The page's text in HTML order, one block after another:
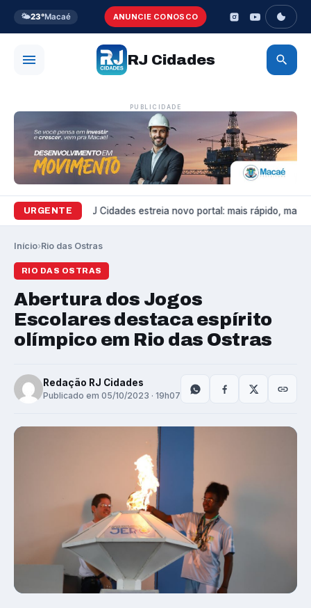
🌤️23°Macaé ANUNCIE CONOSCO
RJ Cidades
PUBLICIDADE
URGENTE
Variedades RJ Cidades estreia novo portal: mais rápido, mais
Início›Rio das Ostras
RIO DAS OSTRAS
Abertura dos Jogos
Escolares destaca espírito
olímpico em Rio das Ostras
Redação RJ Cidades
Publicado em 05/10/2023 · 19h07